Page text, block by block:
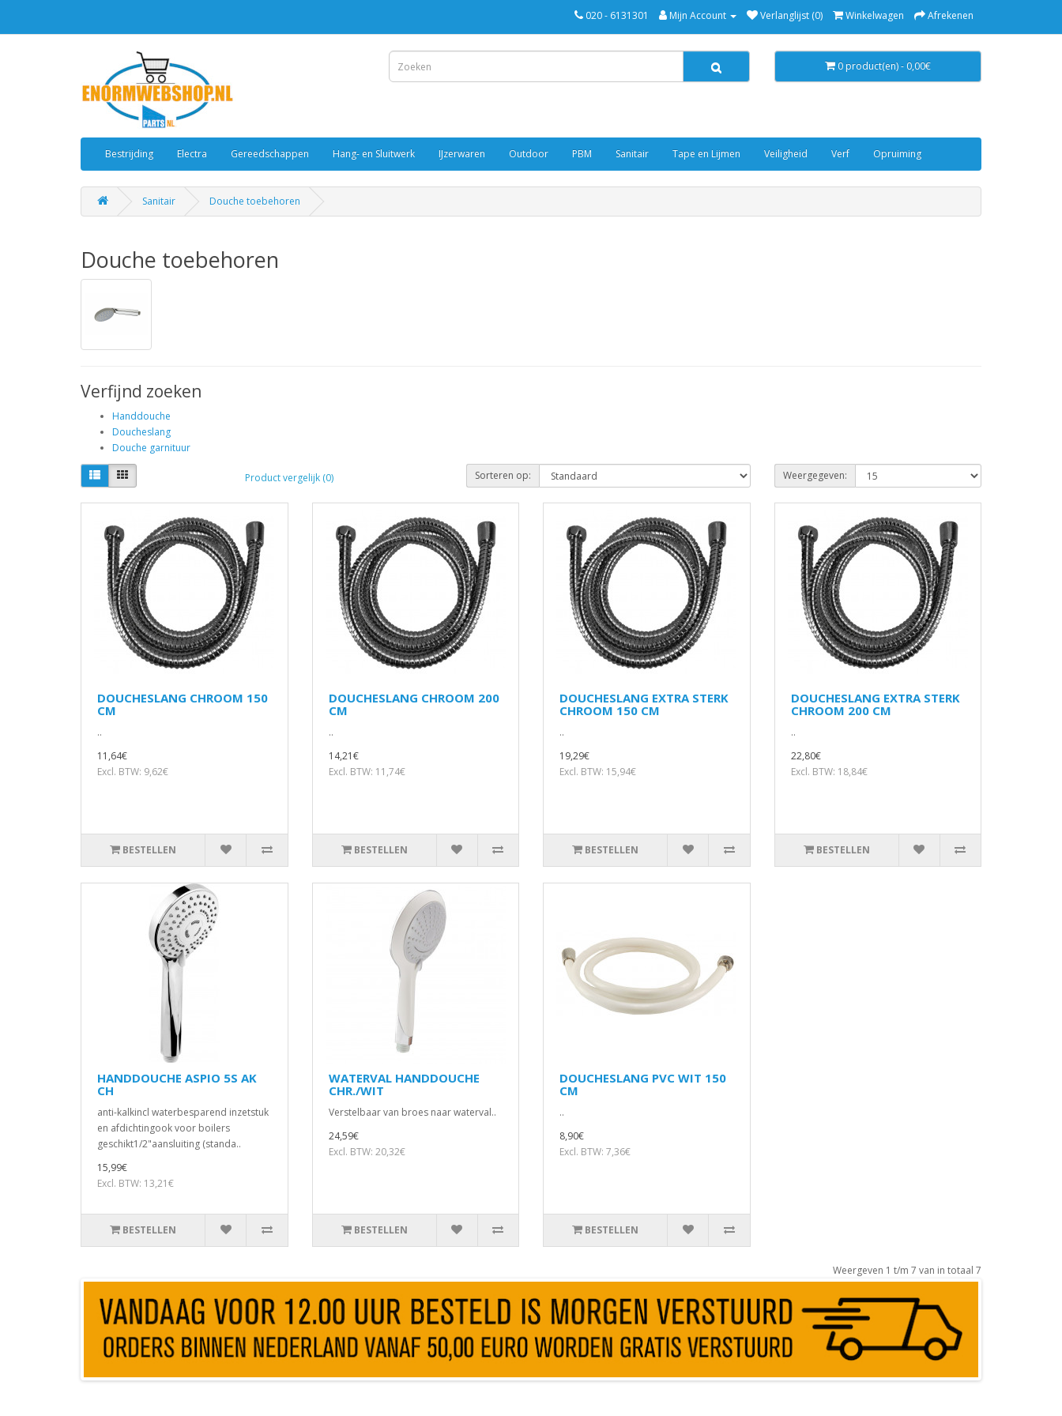
020 - 6131301 Mijn Account Verlanglijst (0) Winkelwagen Afrekenen
0 product(en) - 0,00€
Bestrijding Electra Gereedschappen Hang- en Sluitwerk IJzerwaren Outdoor PBM Sanitair Tape en Lijmen Veiligheid Verf Opruiming
Sanitair Douche toebehoren
Douche toebehoren
Verfijnd zoeken
Handdouche
Doucheslang
Douche garnituur
Product vergelijk (0) Sorteren op: Weergegeven:
DOUCHESLANG CHROOM 150
CM
..
11,64€
Excl. BTW: 9,62€
BESTELLEN
DOUCHESLANG CHROOM 200
CM
..
14,21€
Excl. BTW: 11,74€
BESTELLEN
DOUCHESLANG EXTRA STERK
CHROOM 150 CM
..
19,29€
Excl. BTW: 15,94€
BESTELLEN
DOUCHESLANG EXTRA STERK
CHROOM 200 CM
..
22,80€
Excl. BTW: 18,84€
BESTELLEN
HANDDOUCHE ASPIO 5S AK
CH
anti-kalkincl waterbesparend inzetstuk
en afdichtingook voor boilers
geschikt1/2"aansluiting (standa..
15,99€
Excl. BTW: 13,21€
BESTELLEN
WATERVAL HANDDOUCHE
CHR./WIT
Verstelbaar van broes naar waterval..
24,59€
Excl. BTW: 20,32€
BESTELLEN
DOUCHESLANG PVC WIT 150
CM
..
8,90€
Excl. BTW: 7,36€
BESTELLEN
Weergeven 1 t/m 7 van in totaal 7